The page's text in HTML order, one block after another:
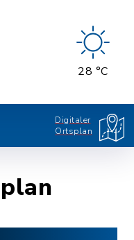
28 °C
Digitaler
Ortsplan